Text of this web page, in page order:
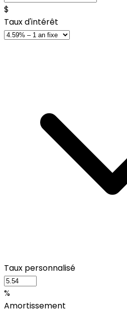
$
Taux d'intérêt
Taux personnalisé
%
Amortissement